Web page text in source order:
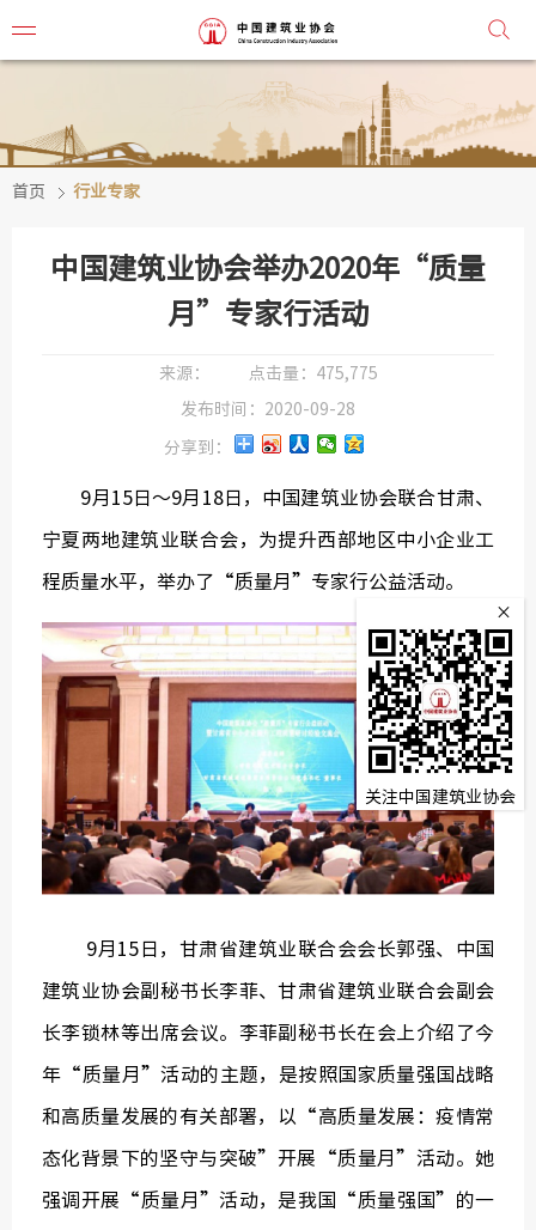
首页 行业专家
中国建筑业协会举办2020年“质量
月”专家行活动
来源： 点击量： 475,775
发布时间： 2020-09-28
分享到：
9月15日～9月18日，中国建筑业协会联合甘肃、
宁夏两地建筑业联合会，为提升西部地区中小企业工
程质量水平，举办了“质量月”专家行公益活动。
9月15日，甘肃省建筑业联合会会长郭强、中国
建筑业协会副秘书长李菲、甘肃省建筑业联合会副会
长李锁林等出席会议。李菲副秘书长在会上介绍了今
年“质量月”活动的主题，是按照国家质量强国战略
和高质量发展的有关部署，以“高质量发展：疫情常
态化背景下的坚守与突破”开展“质量月”活动。她
强调开展“质量月”活动，是我国“质量强国”的一
×
关注中国建筑业协会